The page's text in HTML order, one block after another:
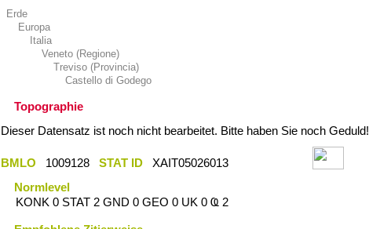
Erde
Europa
Italia
Veneto (Regione)
Treviso (Provincia)
Castello di Godego
Topographie
Dieser Datensatz ist noch nicht bearbeitet. Bitte haben Sie noch Geduld!
BMLO 1009128 STAT ID
XAIT05026013
Normlevel
KONK 0 STAT 2 GND 0 GEO 0 UK 0 Ҩ 2